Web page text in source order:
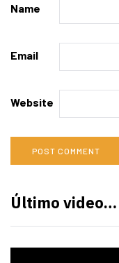
Name
Email
Website
Último video…